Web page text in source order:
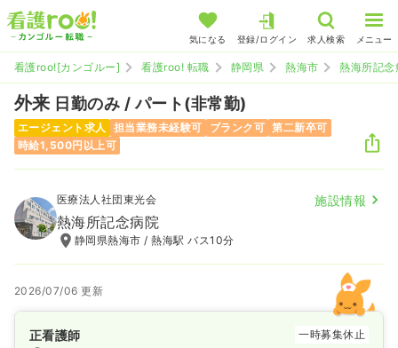
気になる 登録/ログイン 求人検索 メニュー
看護roo![カンゴルー] 看護roo! 転職 静岡県 熱海市 熱海所記念
外来 日勤のみ / パート(非常勤)
エージェント求人 担当業務未経験可 ブランク可 第二新卒可
時給1,500円以上可
医療法人社団東光会 施設情報
熱海所記念病院
静岡県熱海市 / 熱海駅 バス10分
2026/07/06 更新
正看護師
一時募集休止